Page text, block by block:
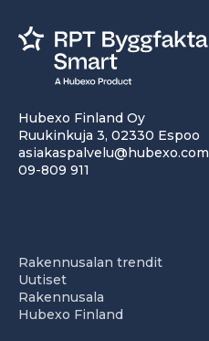
Hubexo Finland Oy
Ruukinkuja 3, 02330 Espoo
asiakaspalvelu@hubexo.com
09-809 911
Rakennusalan trendit
Uutiset
Rakennusala
Hubexo Finland